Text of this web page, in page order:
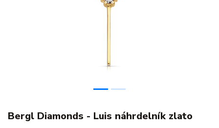
Bergl Diamonds - Luis náhrdelník zlato